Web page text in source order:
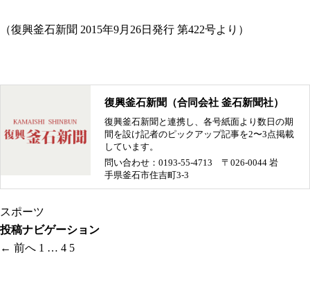
（復興釜石新聞 2015年9月26日発行 第422号より）
復興釜石新聞（合同会社 釜石新聞社）
復興釜石新聞と連携し、各号紙面より数日の期
間を設け記者のピックアップ記事を2〜3点掲載
しています。
問い合わせ：0193-55-4713 〒026-0044 岩
手県釜石市住吉町3-3
スポーツ
投稿ナビゲーション
← 前へ 1 … 4 5